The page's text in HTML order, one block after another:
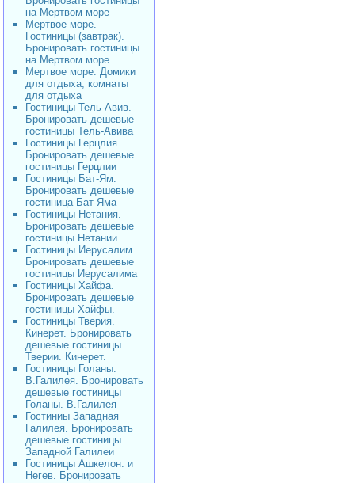
на Мертвом море
Мертвое море.
Гостиницы (завтрак).
Бронировать гостиницы
на Мертвом море
Мертвое море. Домики
для отдыха, комнаты
для отдыха
Гостиницы Тель-Авив.
Бронировать дешевые
гостиницы Тель-Авива
Гостиницы Герцлия.
Бронировать дешевые
гостиницы Герцлии
Гостиницы Бат-Ям.
Бронировать дешевые
гостиница Бат-Яма
Гостиницы Нетания.
Бронировать дешевые
гостиницы Нетании
Гостиницы Иерусалим.
Бронировать дешевые
гостиницы Иерусалима
Гостиницы Хайфа.
Бронировать дешевые
гостиницы Хайфы.
Гостиницы Тверия.
Кинерет. Бронировать
дешевые гостиницы
Тверии. Кинерет.
Гостиницы Голаны.
В.Галилея. Бронировать
дешевые гостиницы
Голаны. В.Галилея
Гостиниы Западная
Галилея. Бронировать
дешевые гостиницы
Западной Галилеи
Гостиницы Ашкелон. и
Негев. Бронировать